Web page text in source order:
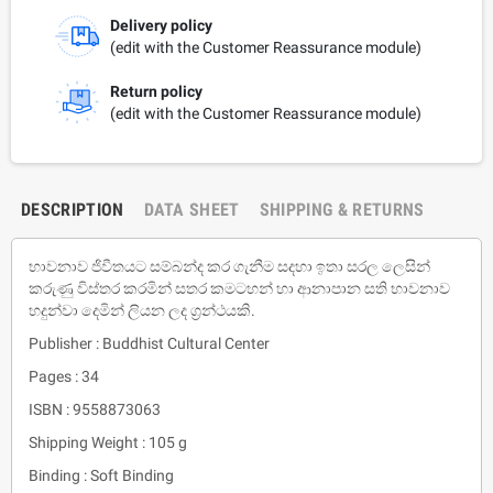
Delivery policy
(edit with the Customer Reassurance module)
Return policy
(edit with the Customer Reassurance module)
DESCRIPTION DATA SHEET SHIPPING & RETURNS
භාවනාව ජිවීතයට සම්බන්ද කර ගැනීම සදහා ඉතා සරල ලෙසින්
කරුණු විස්තර කරමින් සතර කමටහන් හා ආනාපාන සති භාවනාව
හදුන්වා දෙමින් ලියන ලද ග්‍රන්ථයකි.
Publisher : Buddhist Cultural Center
Pages : 34
ISBN : 9558873063
Shipping Weight : 105 g
Binding : Soft Binding